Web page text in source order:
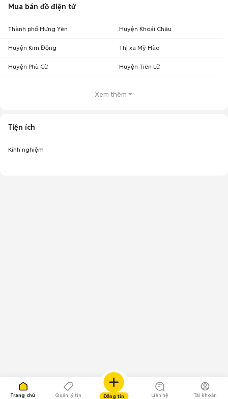
Trang chủ Quản lý tin Đăng tin Liên hệ Tài khoản
Mua bán đồ điện tử
Thành phố Hưng Yên Huyện Khoái Châu
Huyện Kim Động Thị xã Mỹ Hào
Huyện Phù Cừ Huyện Tiên Lữ
Xem thêm
Tiện ích
Kinh nghiệm